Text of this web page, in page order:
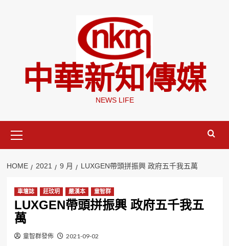
中華新知傳媒
NEWS LIFE
Menu
HOME 2021 9 月 LUXGEN帶頭拼振興 政府五千我五萬
車壇誌 莊玟玥 嚴漢本 童智群
LUXGEN帶頭拼振興 政府五千我五
萬
童智群發佈 2021-09-02